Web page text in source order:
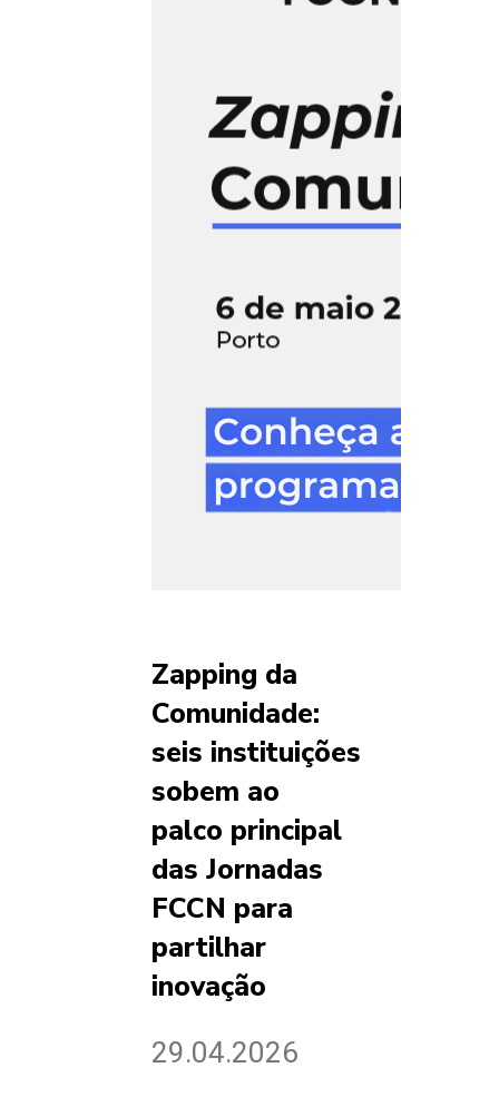
Zapping da
Comunidade:
seis instituições
sobem ao
palco principal
das Jornadas
FCCN para
partilhar
inovação
29.04.2026